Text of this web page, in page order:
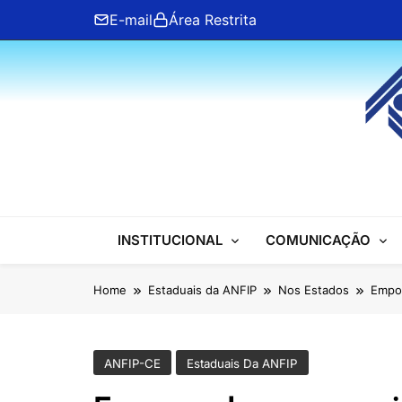
content
E-mail Área Restrita
ANFIP Nacional
INSTITUCIONAL COMUNICAÇÃO
Home Estaduais da ANFIP Nos Estados
ANFIP-CE Estaduais Da ANFIP